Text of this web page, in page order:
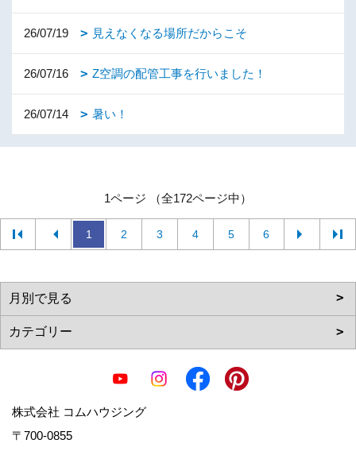
26/07/19 見えなくなる場所だからこそ
26/07/16 Z空調の配管工事を行いました！
26/07/14 暑い！
1ページ （全172ページ中）
1 2 3 4 5 6
株式会社 コムハウジング
〒700-0855